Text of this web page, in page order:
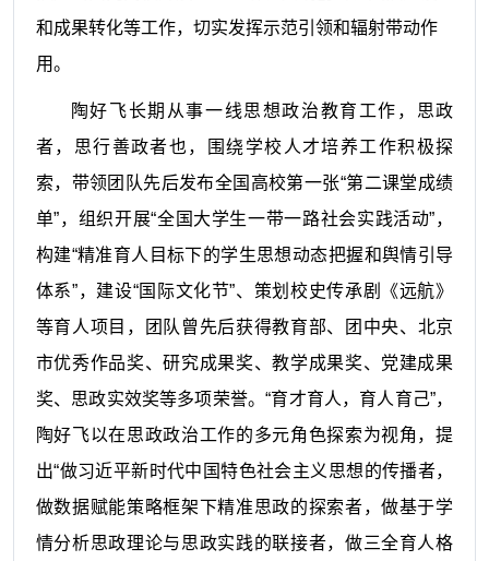
和成果转化等工作，切实发挥示范引领和辐射带动作
用。
陶好飞长期从事一线思想政治教育工作，思政
者，思行善政者也，围绕学校人才培养工作积极探
索，带领团队先后发布全国高校第一张“第二课堂成绩
单”，组织开展“全国大学生一带一路社会实践活动”，
构建“精准育人目标下的学生思想动态把握和舆情引导
体系”，建设“国际文化节”、策划校史传承剧《远航》
等育人项目，团队 曾 先后获得教育部、团中央、北京
市优秀作品奖、研究成果奖、教学成果奖、党建成果
奖、思政实效奖等多项荣誉。“育才育人，育人育己”，
陶好飞以在思政政治工作的多元角色探索为视角，提
出“做习近平新时代中国特色社会主义思想的传播者，
做数据赋能策略框架下精准思政的探索者，做基于学
情分析思政理论与思政实践的联接者，做三全育人格